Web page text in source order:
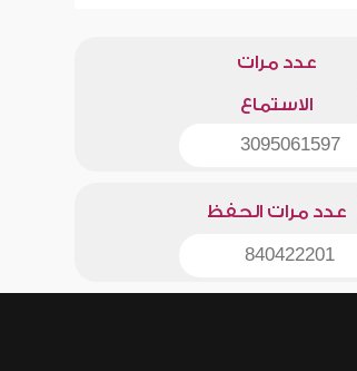
عدد مرات
الاستماع
3095061597
عدد مرات الحفظ
840422201